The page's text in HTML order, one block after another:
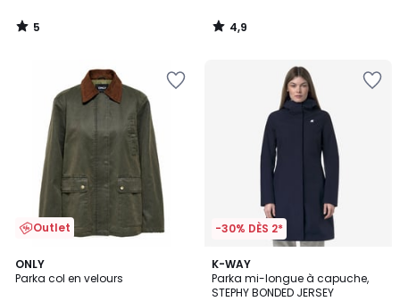
5
/
4,9
/
Outlet
ONLY
Parka col en velours
-30% DÈS 2*
K-WAY
Parka mi-longue à capuche,
STEPHY BONDED JERSEY
4
/
5